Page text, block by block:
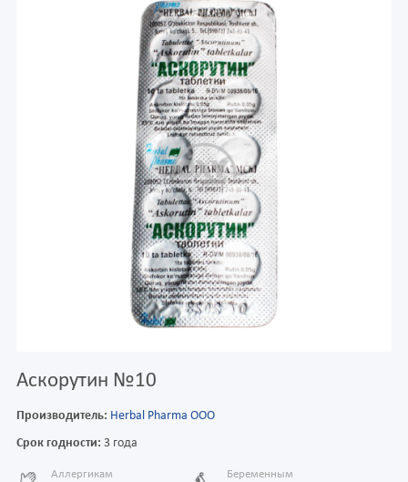
Аскорутин №10
Производитель: Herbal Pharma OOO
Срок годности: 3 года
Аллергикам
Беременным